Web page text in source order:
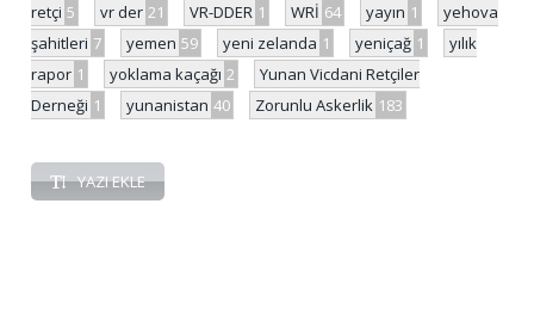
retçi 5 vr der 21 VR-DDER 1 WRİ 64 yayın 1
yehova
şahitleri 7 yemen 59 yeni zelanda 1 yeniçağ 1
yılık
rapor 1 yoklama kaçağı 2
Yunan Vicdani Retçiler
Derneği 1 yunanistan 40 Zorunlu Askerlik 183
YAZI EKLE